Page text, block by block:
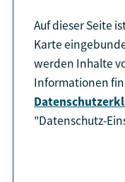
Auf dieser Seite
Karte
werden Inhalte
Informationen
"Datenschutz-